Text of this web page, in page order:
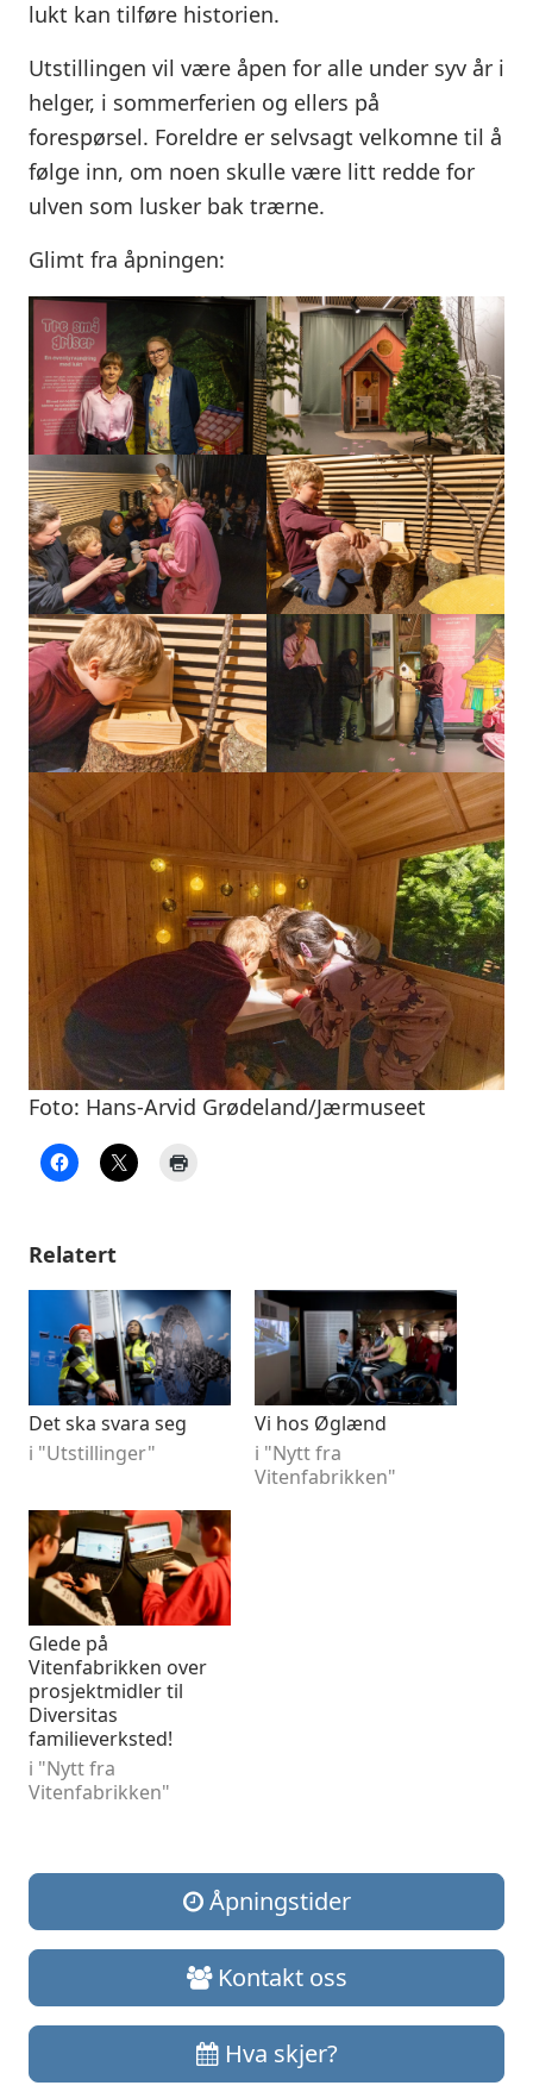
lukt kan tilføre historien.
Utstillingen vil være åpen for alle under syv år i
helger, i sommerferien og ellers på
forespørsel. Foreldre er selvsagt velkomne til å
følge inn, om noen skulle være litt redde for
ulven som lusker bak trærne.
Glimt fra åpningen:
Foto: Hans-Arvid Grødeland/Jærmuseet
Relatert
Det ska svara seg
i "Utstillinger"
Vi hos Øglænd
i "Nytt fra
Vitenfabrikken"
Glede på
Vitenfabrikken over
prosjektmidler til
Diversitas
familieverksted!
i "Nytt fra
Vitenfabrikken"
Åpningstider
Kontakt oss
Hva skjer?